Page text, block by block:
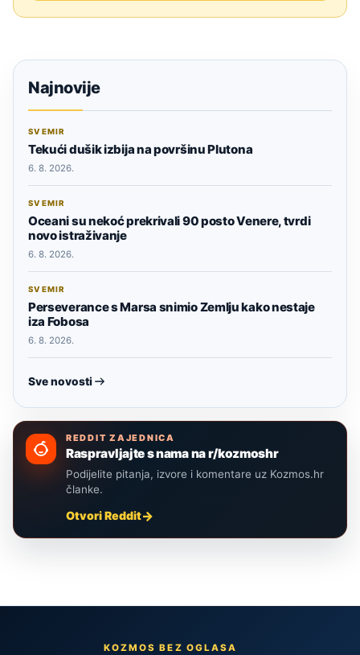
Najnovije
SVEMIR
Tekući dušik izbija na površinu Plutona
6. 8. 2026.
SVEMIR
Oceani su nekoć prekrivali 90 posto Venere, tvrdi
novo istraživanje
6. 8. 2026.
SVEMIR
Perseverance s Marsa snimio Zemlju kako nestaje
iza Fobosa
6. 8. 2026.
Sve novosti
REDDIT ZAJEDNICA
Raspravljajte s nama na r/kozmoshr
Podijelite pitanja, izvore i komentare uz Kozmos.hr
članke.
Otvori Reddit
KOZMOS BEZ OGLASA